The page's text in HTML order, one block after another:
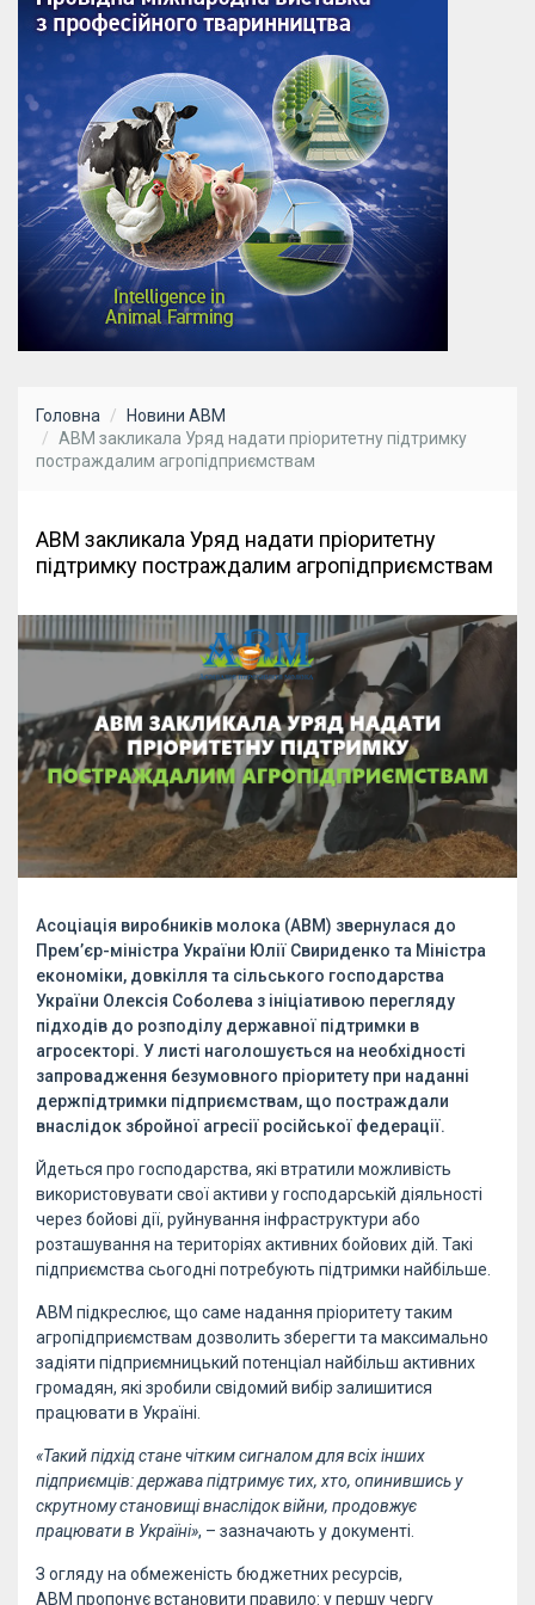
Головна
Новини АВМ
АВМ закликала Уряд надати пріоритетну підтримку
постраждалим агропідприємствам
АВМ закликала Уряд надати пріоритетну
підтримку постраждалим агропідприємствам
Асоціація виробників молока (АВМ) звернулася до
Прем’єр-міністра України Юлії Свириденко та Міністра
економіки, довкілля та сільського господарства
України Олексія Соболева з ініціативою перегляду
підходів до розподілу державної підтримки в
агросекторі. У листі наголошується на необхідності
запровадження безумовного пріоритету при наданні
держпідтримки підприємствам, що постраждали
внаслідок збройної агресії російської федерації.
Йдеться про господарства, які втратили можливість
використовувати свої активи у господарській діяльності
через бойові дії, руйнування інфраструктури або
розташування на територіях активних бойових дій. Такі
підприємства сьогодні потребують підтримки найбільше.
АВМ підкреслює, що саме надання пріоритету таким
агропідприємствам дозволить зберегти та максимально
задіяти підприємницький потенціал найбільш активних
громадян, які зробили свідомий вибір залишитися
працювати в Україні.
«Такий підхід стане чітким сигналом для всіх інших
підприємців: держава підтримує тих, хто, опинившись у
скрутному становищі внаслідок війни, продовжує
працювати в Україні», – зазначають у документі.
З огляду на обмеженість бюджетних ресурсів,
АВМ пропонує встановити правило: у першу чергу